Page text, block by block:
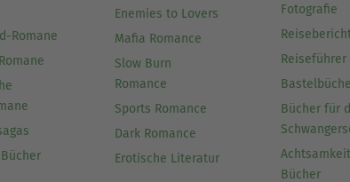
Romane
Enemies to Lovers
Mafia Romance
Slow Burn
Romance
Sports Romance
Dark Romance
Erotische Literatur
Fotografie
Reiseführer
Bücher für
Bücher